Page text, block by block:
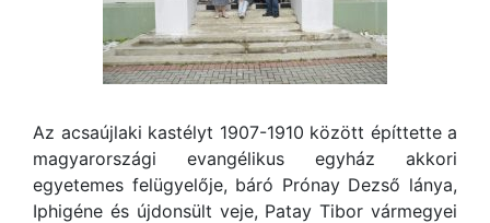
Az acsaújlaki kastélyt 1907-1910 között építtette a
magyarországi evangélikus egyház akkori
egyetemes felügyelője, báró Prónay Dezső lánya,
Iphigéne és újdonsült veje, Patay Tibor vármegyei